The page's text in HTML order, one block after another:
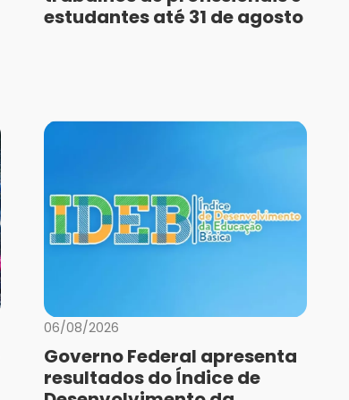
estudantes até 31 de agosto
06/08/2026
Governo Federal apresenta
resultados do Índice de